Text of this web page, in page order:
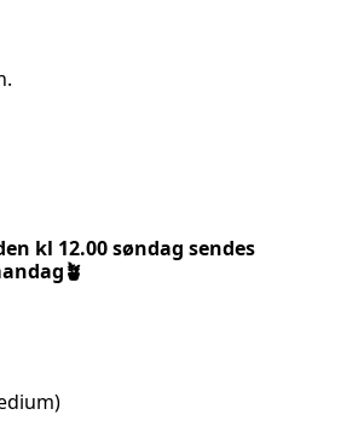
kl 12.00 søndag sendes